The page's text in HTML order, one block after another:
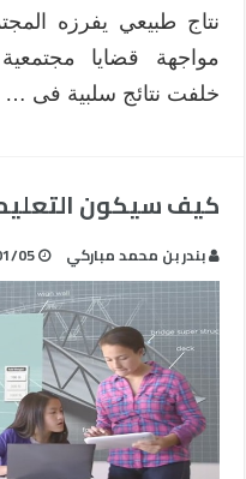
نتاج طبيعي يفرزه
مواجهة قضايا
خلفت نتائج سلبية فى …
كيف سيكون التعليم في
بندر بن محمد مباركي 05